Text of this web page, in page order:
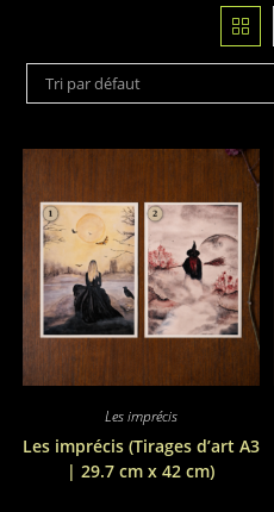
Tri par défaut
Les imprécis
Les imprécis (Tirages d’art A3
| 29.7 cm x 42 cm)